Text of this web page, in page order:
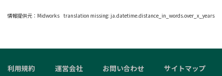
情報提供元： Midworks translation missing: ja.datetime.distance_in_words.over_x_years
利用規約 運営会社 お問い合わせ
サイトマップ